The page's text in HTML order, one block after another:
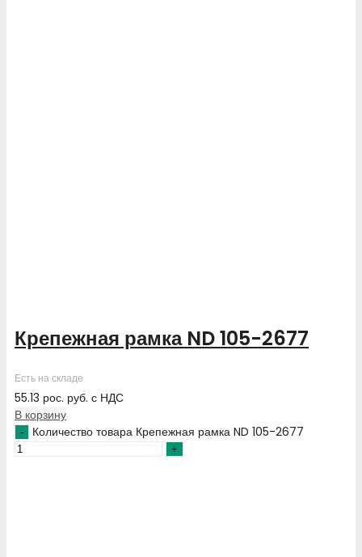
Крепежная рамка ND 105-2677
Есть на складе
55.13 рос. руб. с НДС
В корзину
Количество товара Крепежная рамка ND 105-2677